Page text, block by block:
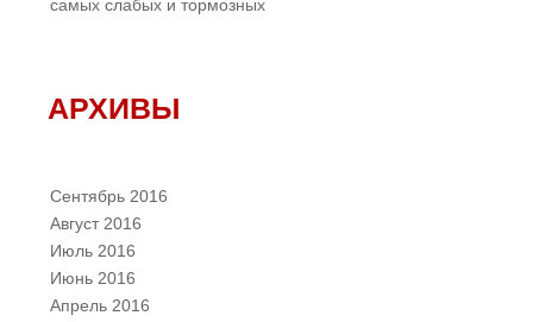
самых слабых и тормозных
АРХИВЫ
Сентябрь 2016
Август 2016
Июль 2016
Июнь 2016
Апрель 2016